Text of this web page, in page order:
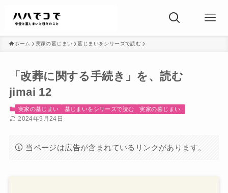
ホーム 実家の墓じまい 墓じまいをシリーズで読む
「改葬に関する手続き」を、読む
jimai 12
実家の墓じまい 墓じまいをシリーズで読む 実家の墓じまい.
2024年9月24日
当ページは広告が含まれているリンクがあります。